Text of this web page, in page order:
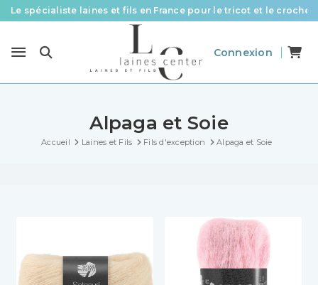
Le spécialiste laines et fils en France pour le tricot et le crochet
Livraison offerte à partir de 58 € d’achat
Connexion
Alpaga et Soie
Accueil Laines et Fils Fils d'exception Alpaga et Soie